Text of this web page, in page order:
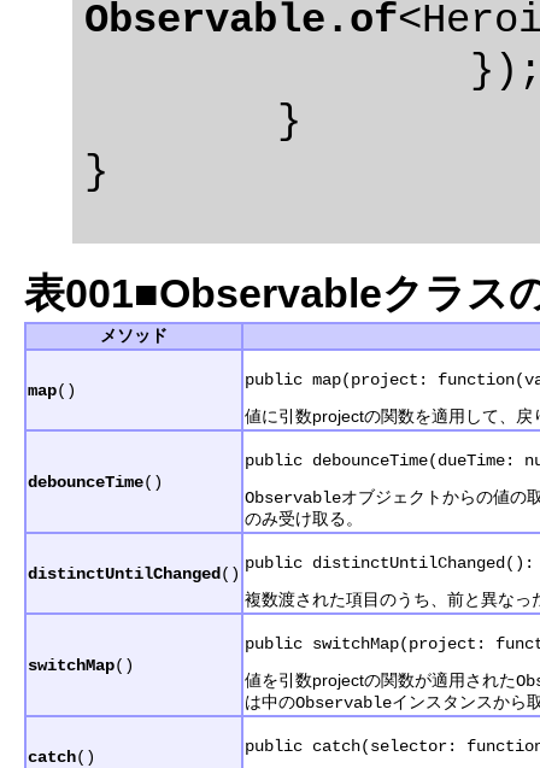
Observable.of
表001■Observableクラス
メソッド
map()
public map(project:
値に引数projectの関数を適用して、戻
debounceTime()
public debounceTime(dueTime:
Observableオブジェクトからの値の
のみ受け取る。
distinctUntilChanged ()
public distinctUntilChanged():
複数渡された項目のうち、前と異なっ
switchMap()
public switchMap(project:
値を引数projectの関数が適用された
は中のObservableインスタンスから
catch()
public catch(selector: